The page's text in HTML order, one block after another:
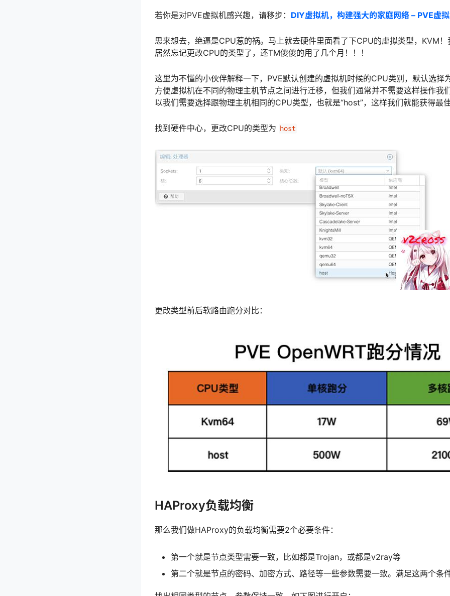
若你是对PVE虚拟机感兴趣，请移步： DIY虚拟机，构建强大的家庭网络 – PVE虚
思来想去，绝逼是CPU惹的祸。马上就去硬件里面看了下CPU的虚拟类型，KVM
居然忘记更改CPU的类型了，还TM傻傻的用了几个月！！！
这里为不懂的小伙伴解释一下，PVE默认创建的虚拟机时候的CPU类别，默认选择
方便虚拟机在不同的物理主机节点之间进行迁移，但我们通常并不需要这样操作我
以我们需要选择跟物理主机相同的CPU类型，也就是“host”，这样我们就能获得最
找到硬件中心，更改CPU的类型为 host
更改类型前后软路由跑分对比：
HAProxy负载均衡
那么我们做HAProxy的负载均衡需要2个必要条件：
第一个就是节点类型需要一致，比如都是Trojan，或都是v2ray等
第二个就是节点的密码、加密方式、路径等一些参数需要一致。满足这两个条